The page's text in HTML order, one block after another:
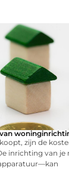
zijn de
inrichting van